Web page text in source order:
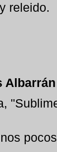
releido.
Albarrán